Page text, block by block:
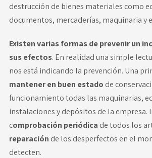
destrucción de bienes materiales como
documentos, mercaderías, maquinaria y
Existen varias formas de prevenir un
sus efectos. En realidad una simple
nos está indicando la prevención. Una
mantener en buen estado de
funcionamiento todas las maquinarias,
instalaciones y depósitos de la empresa.
comprobación periódica de todos los
reparación de los desperfectos en el
detecten.